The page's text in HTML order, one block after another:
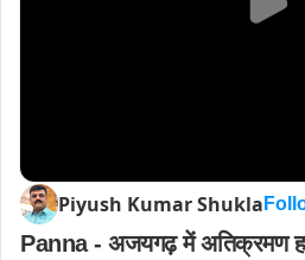
Piyush Kumar Shukla
Panna - अजयगढ़ में अतिक्रमण